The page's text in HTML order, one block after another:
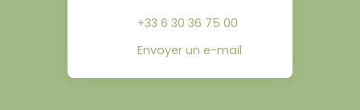
+33 6 30 36 75 00
Envoyer un e-mail